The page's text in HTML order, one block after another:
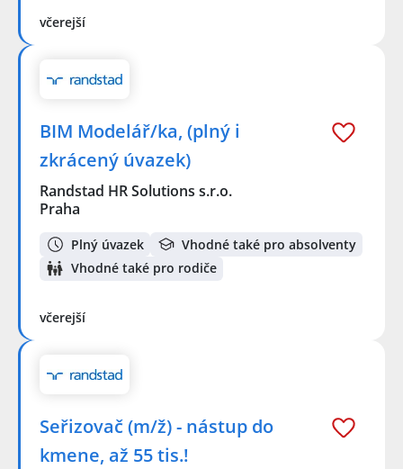
včerejší
BIM Modelář/ka, (plný i
zkrácený úvazek)
Randstad HR Solutions s.r.o.
Praha
Plný úvazek
Vhodné také pro absolventy
Vhodné také pro rodiče
včerejší
Seřizovač (m/ž) - nástup do
kmene, až 55 tis.!